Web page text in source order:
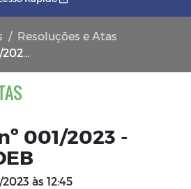
Resoluções e Atas
001/2023 -
às 12:45